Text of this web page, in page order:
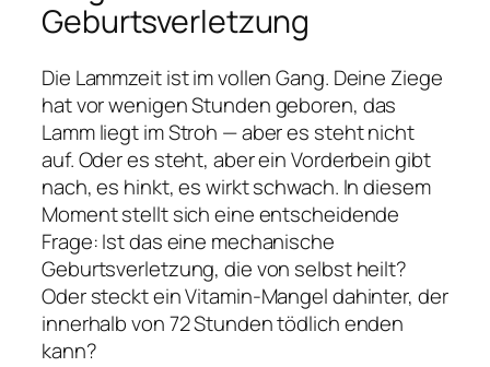
Geburtsverletzung
Die Lammzeit ist im vollen Gang. Deine Ziege
hat vor wenigen Stunden geboren, das
Lamm liegt im Stroh — aber es steht nicht
auf. Oder es steht, aber ein Vorderbein gibt
nach, es hinkt, es wirkt schwach. In diesem
Moment stellt sich eine entscheidende
Frage: Ist das eine mechanische
Geburtsverletzung, die von selbst heilt?
Oder steckt ein Vitamin-Mangel dahinter, der
innerhalb von 72 Stunden tödlich enden
kann?